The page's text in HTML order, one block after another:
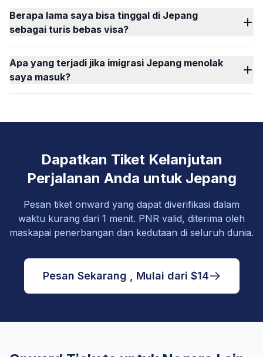
Berapa lama saya bisa tinggal di Jepang
sebagai turis bebas visa?
Apa yang terjadi jika imigrasi Jepang menolak
saya masuk?
Dapatkan Tiket Kelanjutan
Perjalanan Anda untuk Jepang
Pesan tiket onward yang dapat diverifikasi dalam
waktu kurang dari 1 menit. PNR valid, diterima oleh
maskapai penerbangan dan kedutaan di seluruh dunia.
Pesan Sekarang , Mulai dari $14